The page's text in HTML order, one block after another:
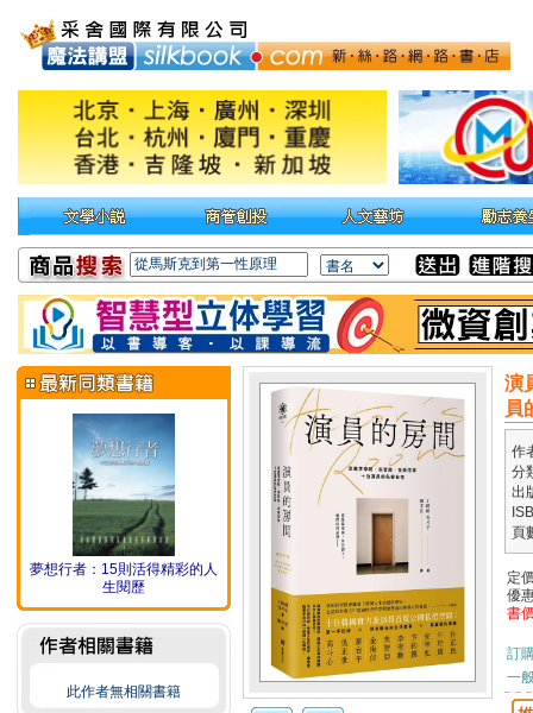
夢想行者：15則活得精彩的人
生閱歷
此作者無相關書籍
演
員
作
分
出
頁
定
優
書
訂
一